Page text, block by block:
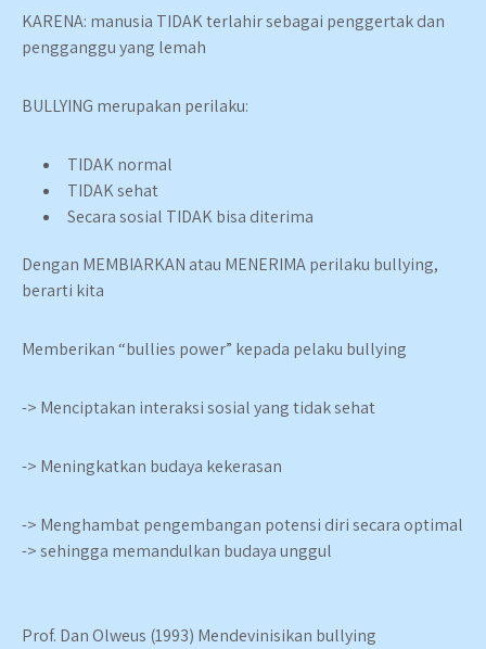
KARENA: manusia TIDAK terlahir sebagai penggertak dan
pengganggu yang lemah
BULLYING merupakan perilaku:
TIDAK normal
TIDAK sehat
Secara sosial TIDAK bisa diterima
Dengan MEMBIARKAN atau MENERIMA perilaku bullying,
berarti kita
Memberikan “bullies power” kepada pelaku bullying
-> Menciptakan interaksi sosial yang tidak sehat
-> Meningkatkan budaya kekerasan
-> Menghambat pengembangan potensi diri secara optimal
-> sehingga memandulkan budaya unggul
Prof. Dan Olweus (1993) Mendevinisikan bullying